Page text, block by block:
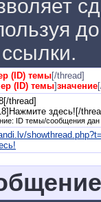
(ID) темы[/thread]
(ID) темы]значение
thread]
здесь![/
ID темы/сообщения